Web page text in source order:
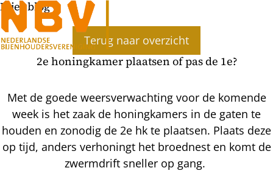
Bijenblog
Terug naar overzicht
2e honingkamer plaatsen of pas de 1e?
Met de goede weersverwachting voor de komende
week is het zaak de honingkamers in de gaten te
houden en zonodig de 2e hk te plaatsen. Plaats deze
op tijd, anders verhoningt het broednest en komt de
zwermdrift sneller op gang.